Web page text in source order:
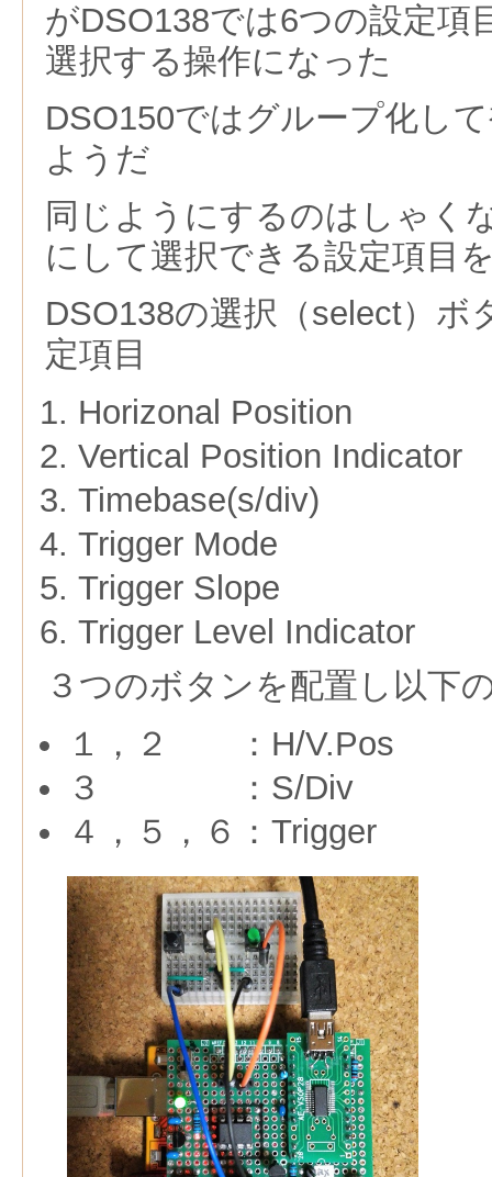
がDSO138では6つの設定項
選択する操作になった
DSO150ではグループ化し
ようだ
同じようにするのはしゃく
にして選択できる設定項目
DSO138の選択（select）ボ
定項目
Horizonal Position
Vertical Position Indicator
Timebase(s/div)
Trigger Mode
Trigger Slope
Trigger Level Indicator
３つのボタンを配置し以下
１，２ ：H/V.Pos
３ ：S/Div
４，５，６：Trigger